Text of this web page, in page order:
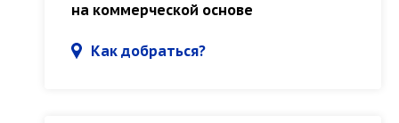
на коммерческой основе
Как добраться?